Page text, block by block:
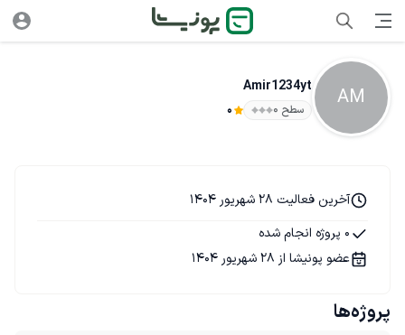
AM
Amir1234yt
سطح ۰ 0
آخرین فعالیت 28 شهریور 1404
0 پروژه انجام شده
عضو پونیشا از 28 شهریور 1404
پروژه‌ها